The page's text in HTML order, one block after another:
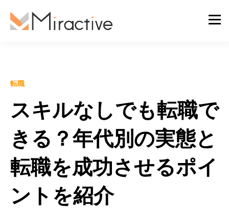
転職
スキルなしでも転職で
きる？年代別の実態と
転職を成功させるポイ
ントを紹介